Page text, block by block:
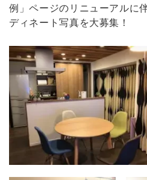
例」ページのリニューアルに
ディネート写真を大募集！